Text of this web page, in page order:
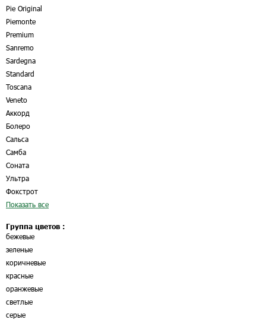
Pie Original
Piemonte
Premium
Sanremo
Sardegna
Standard
Toscana
Veneto
Аккорд
Болеро
Сальса
Самба
Соната
Ультра
Фокстрот
Показать все
Группа цветов :
бежевые
зеленые
коричневые
красные
оранжевые
светлые
серые